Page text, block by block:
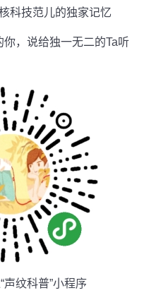
科技范儿的独家记忆
你，说给独一无二的Ta听
声纹科普”小程序